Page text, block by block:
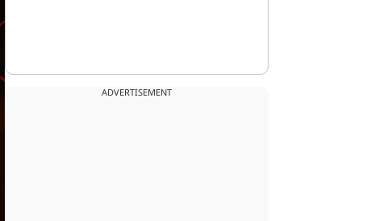
ADVERTISEMENT